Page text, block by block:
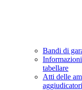
Bandi di
tabellare
Atti delle